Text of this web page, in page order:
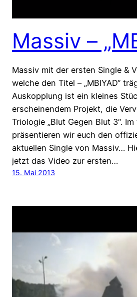
Massiv –
Massiv mit der ersten Single &
welche den Titel – „MBIYAD“
Auskopplung ist ein kleines
erscheinendem Projekt, die
Triologie „Blut Gegen Blut 3“.
präsentieren wir euch den
aktuellen Single von Massiv…
jetzt das Video zur ersten…
15. Mai 2013